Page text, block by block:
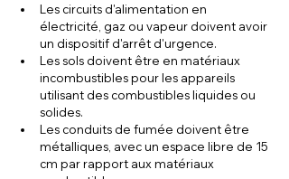
Les circuits d'alimentation en
électricité, gaz ou vapeur doivent avoir
un dispositif d'arrêt d'urgence.
Les sols doivent être en matériaux
incombustibles pour les appareils
utilisant des combustibles liquides ou
solides.
Les conduits de fumée doivent être
métalliques, avec un espace libre de 15
cm par rapport aux matériaux